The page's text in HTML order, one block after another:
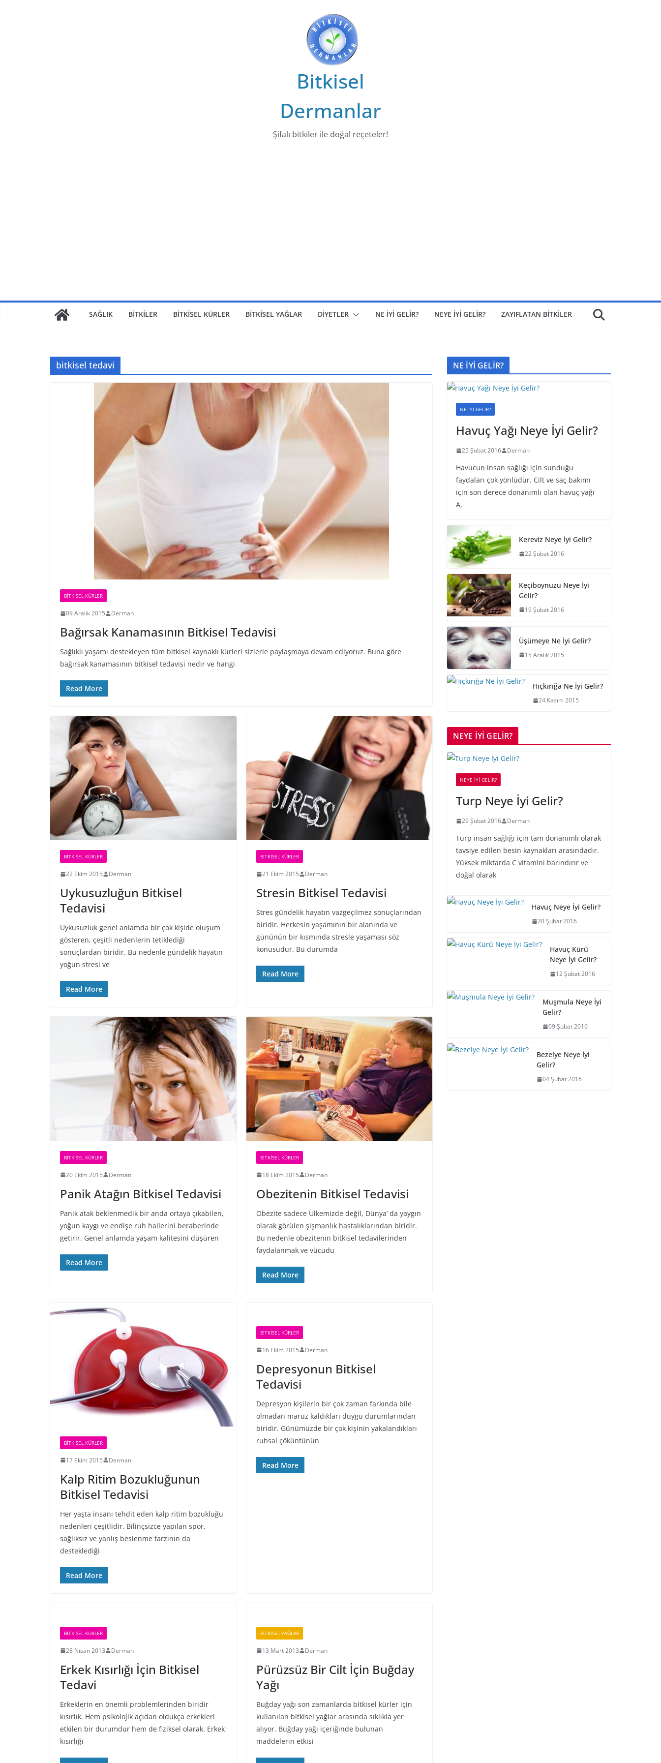
Bitkisel
Dermanlar
Şifalı bitkiler ile doğal reçeteler!
SAĞLIK BİTKİLER BİTKİSEL KÜRLER BİTKİSEL YAĞLAR DİYETLER NE İYİ GELİR? NEYE İYİ GELİR? ZAYIFLATAN BİTKİLER
bitkisel tedavi
BİTKİSEL KÜRLER
09 Aralık 2015 Derman
Bağırsak Kanamasının Bitkisel Tedavisi
Sağlıklı yaşamı destekleyen tüm bitkisel kaynaklı kürleri sizlerle paylaşmaya devam ediyoruz. Buna göre
bağırsak kanamasının bitkisel tedavisi nedir ve hangi
Read More
BİTKİSEL KÜRLER
22 Ekim 2015 Derman
Uykusuzluğun Bitkisel
Tedavisi
Uykusuzluk genel anlamda bir çok kişide oluşum
gösteren, çeşitli nedenlerin tetiklediği
sonuçlardan biridir. Bu nedenle gündelik hayatın
yoğun stresi ve
Read More
BİTKİSEL KÜRLER
21 Ekim 2015 Derman
Stresin Bitkisel Tedavisi
Stres gündelik hayatın vazgeçilmez sonuçlarından
biridir. Herkesin yaşamının bir alanında ve
gününün bir kısmında stresle yaşaması söz
konusudur. Bu durumda
Read More
BİTKİSEL KÜRLER
20 Ekim 2015 Derman
Panik Atağın Bitkisel Tedavisi
Panik atak beklenmedik bir anda ortaya çıkabilen,
yoğun kaygı ve endişe ruh hallerini beraberinde
getirir. Genel anlamda yaşam kalitesini düşüren
Read More
BİTKİSEL KÜRLER
18 Ekim 2015 Derman
Obezitenin Bitkisel Tedavisi
Obezite sadece Ülkemizde değil, Dünya’ da yaygın
olarak görülen şişmanlık hastalıklarından biridir.
Bu nedenle obezitenin bitkisel tedavilerinden
faydalanmak ve vücudu
Read More
BİTKİSEL KÜRLER
17 Ekim 2015 Derman
Kalp Ritim Bozukluğunun
Bitkisel Tedavisi
Her yaşta insanı tehdit eden kalp ritim bozukluğu
nedenleri çeşitlidir. Bilinçsizce yapılan spor,
sağlıksız ve yanlış beslenme tarzının da
desteklediği
Read More
BİTKİSEL KÜRLER
16 Ekim 2015 Derman
Depresyonun Bitkisel
Tedavisi
Depresyon kişilerin bir çok zaman farkında bile
olmadan maruz kaldıkları duygu durumlarından
biridir. Günümüzde bir çok kişinin yakalandıkları
ruhsal çöküntünün
Read More
BİTKİSEL KÜRLER
28 Nisan 2013 Derman
Erkek Kısırlığı İçin Bitkisel
Tedavi
Erkeklerin en önemli problemlerinden biridir
kısırlık. Hem psikolojik açıdan oldukça erkekleri
etkilen bir durumdur hem de fiziksel olarak. Erkek
kısırlığı
BİTKİSEL YAĞLAR
13 Mart 2013 Derman
Pürüzsüz Bir Cilt İçin Buğday
Yağı
Buğday yağı son zamanlarda bitkisel kürler için
kullanılan bitkisel yağlar arasında sıklıkla yer
alıyor. Buğday yağı içeriğinde bulunan
maddelerin etkisi
NE İYİ GELİR?
NE İYİ GELİR?
Havuç Yağı Neye İyi Gelir?
25 Şubat 2016 Derman
Havucun insan sağlığı için sunduğu
faydaları çok yönlüdür. Cilt ve saç bakımı
için son derece donanımlı olan havuç yağı
A,
Kereviz Neye İyi Gelir?
22 Şubat 2016
Keçiboynuzu Neye İyi
Gelir?
19 Şubat 2016
Üşümeye Ne İyi Gelir?
15 Aralık 2015
Hıçkırığa Ne İyi Gelir?
24 Kasım 2015
NEYE İYİ GELİR?
NEYE İYİ GELİR?
Turp Neye İyi Gelir?
29 Şubat 2016 Derman
Turp insan sağlığı için tam donanımlı olarak
tavsiye edilen besin kaynakları arasındadır.
Yüksek miktarda C vitamini barındırır ve
doğal olarak
Havuç Neye İyi Gelir?
20 Şubat 2016
Havuç Kürü
Neye İyi Gelir?
12 Şubat 2016
Muşmula Neye İyi
Gelir?
09 Şubat 2016
Bezelye Neye İyi
Gelir?
04 Şubat 2016